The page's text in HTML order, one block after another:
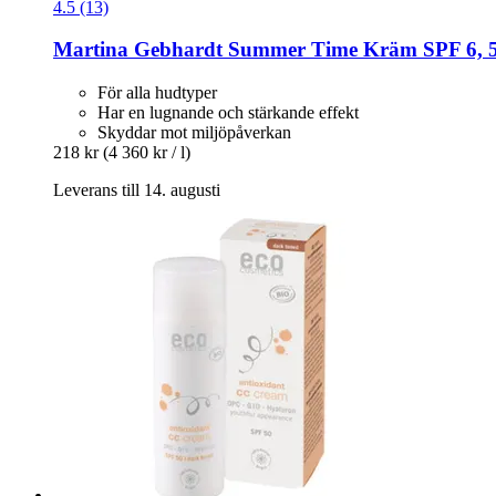
4.5 (13)
Martina GebhardtSummer Time Kräm SPF 6,
För alla hudtyper
Har en lugnande och stärkande effekt
Skyddar mot miljöpåverkan
218 kr (4 360 kr / l)
Leverans till 14. augusti